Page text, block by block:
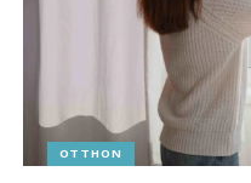
OTTHON